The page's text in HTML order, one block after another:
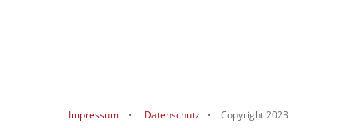
Impressum • Datenschutz • Copyright 2023